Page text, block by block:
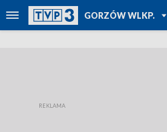
GORZÓW WLKP.
TVP REGIONY